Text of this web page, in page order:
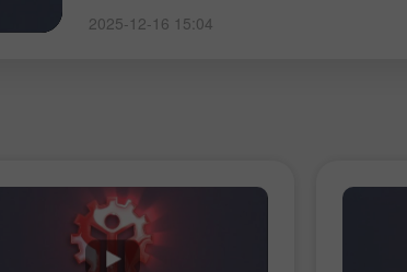
2025-12-16 15:04